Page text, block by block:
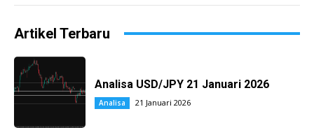
Artikel Terbaru
Analisa USD/JPY 21 Januari 2026
Analisa 21 Januari 2026